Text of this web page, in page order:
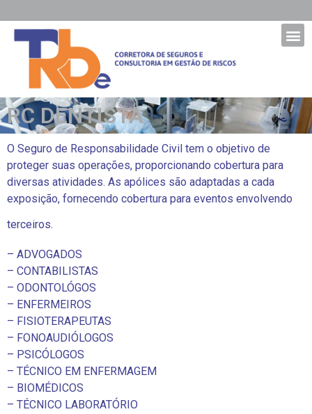
RC DENTISTA
O Seguro de Responsabilidade Civil tem o objetivo de
proteger suas operações, proporcionando cobertura para
diversas atividades. As apólices são adaptadas a cada
exposição, fornecendo cobertura para eventos envolvendo
terceiros.
– ADVOGADOS
– CONTABILISTAS
– ODONTOLÓGOS
– ENFERMEIROS
– FISIOTERAPEUTAS
– FONOAUDIÓLOGOS
– PSICÓLOGOS
– TÉCNICO EM ENFERMAGEM
– BIOMÉDICOS
– TÉCNICO LABORATÓRIO